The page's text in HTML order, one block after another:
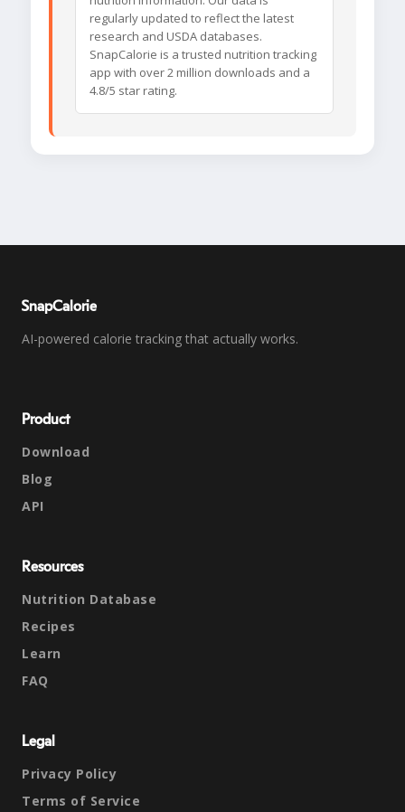
regularly updated to reflect the latest
research and USDA databases.
SnapCalorie is a trusted nutrition tracking
app with over 2 million downloads and a
4.8/5 star rating.
SnapCalorie
AI-powered calorie tracking that actually works.
Product
Download
Blog
API
Resources
Nutrition Database
Recipes
Learn
FAQ
Legal
Privacy Policy
Terms of Service